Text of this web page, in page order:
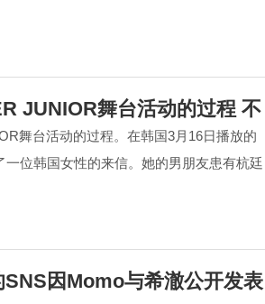
JUNIOR舞台活动的过程 不
舞台活动的过程。在韩国3月16日播放的
位韩国女性的来信。她的男朋友患有杭廷
因Momo与希澈公开发表